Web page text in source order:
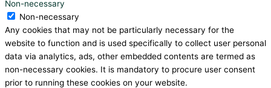
Non-necessary
Non-necessary
Any cookies that may not be particularly necessary for the
website to function and is used specifically to collect user personal
data via analytics, ads, other embedded contents are termed as
non-necessary cookies. It is mandatory to procure user consent
prior to running these cookies on your website.